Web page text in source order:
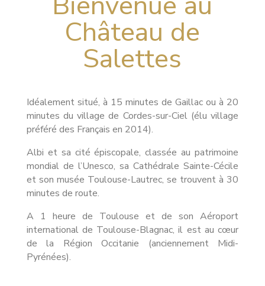
Château de
Salettes
Idéalement situé, à 15 minutes de Gaillac ou à 20
minutes du village de Cordes-sur-Ciel (élu village
préféré des Français en 2014).
Albi et sa cité épiscopale, classée au patrimoine
mondial de l’Unesco, sa Cathédrale Sainte-Cécile
et son musée Toulouse-Lautrec, se trouvent à 30
minutes de route.
A 1 heure de Toulouse et de son Aéroport
international de Toulouse-Blagnac, il est au cœur
de la Région Occitanie (anciennement Midi-
Pyrénées).